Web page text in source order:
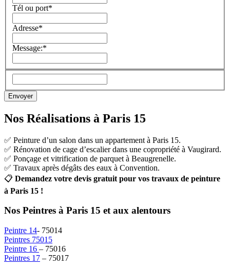
Tél ou port*
Adresse*
Message:*
Nos Réalisations à Paris 15
✅ Peinture d’un salon dans un appartement à Paris 15.
✅ Rénovation de cage d’escalier dans une copropriété à Vaugirard.
✅ Ponçage et vitrification de parquet à Beaugrenelle.
✅ Travaux après dégâts des eaux à Convention.
📋 Demandez votre devis gratuit pour vos travaux de peinture
à Paris 15 !
Nos Peintres à Paris 15 et aux alentours
Peintre 14- 75014
Peintres 75015
Peintre 16 – 75016
Peintres 17 – 75017